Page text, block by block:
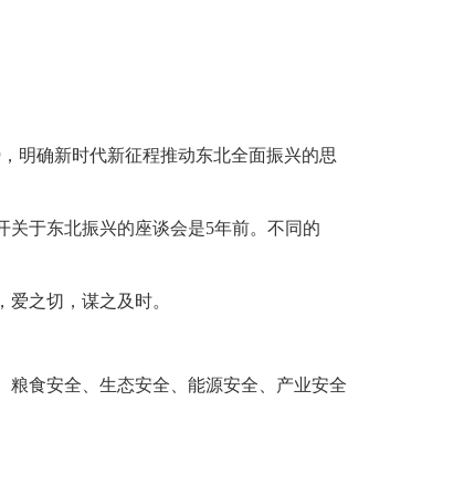
明确新时代新征程推动东北全面振兴的思
于东北振兴的座谈会是5年前。不同的
之切，谋之及时。
粮食安全、生态安全、能源安全、产业安全